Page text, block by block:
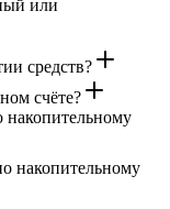
или
средств?
счёте?
накопительному
накопительному